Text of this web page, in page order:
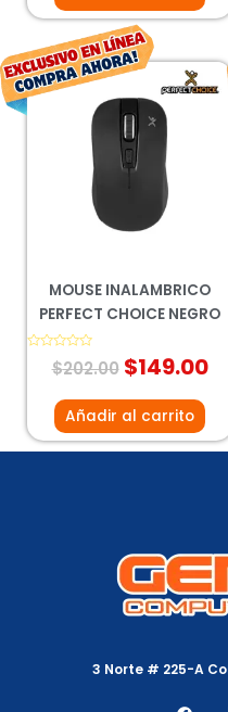
MOUSE INALAMBRICO
PERFECT CHOICE NEGRO
Valorado
$202.00
El
precio
original
era:
$202.00.
$149.00
Añadir al carrito
3 Norte # 225-A
F